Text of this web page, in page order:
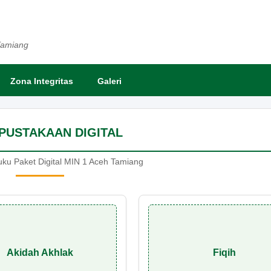
Zona Integritas Galeri
DIGITAL
Paket Digital MIN 1 Aceh Tamiang
Akidah Akhlak Fiqih